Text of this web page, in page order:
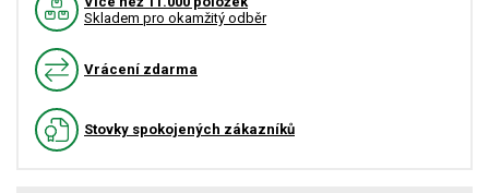
Skladem pro okamžitý odběr
Vrácení zdarma
Stovky spokojených zákazníků